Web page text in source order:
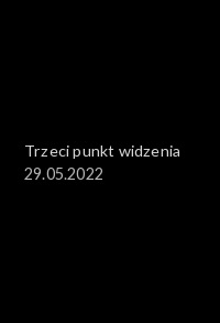
Trzeci punkt widzenia
29.05.2022